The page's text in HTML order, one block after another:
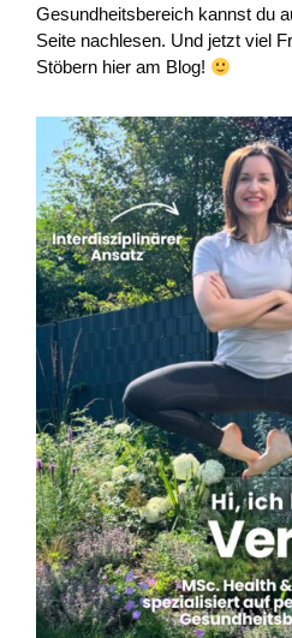
Gesundheitsbereich kannst du
Seite nachlesen. Und jetzt viel
Stöbern hier am Blog!